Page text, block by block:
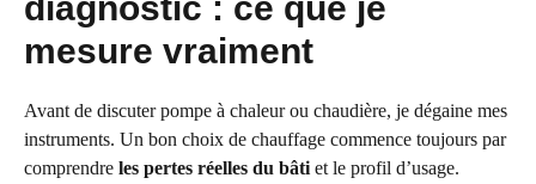
mesure vraiment
Avant de discuter pompe à chaleur ou chaudière, je dégaine mes
instruments. Un bon choix de chauffage commence toujours par
comprendre les pertes réelles du bâti et le profil d’usage.